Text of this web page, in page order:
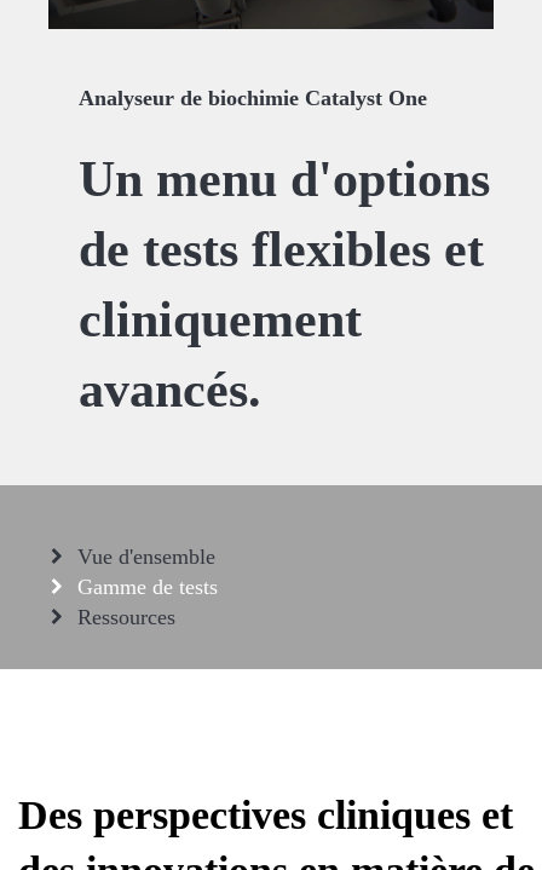
Analyseur de biochimie Catalyst One
Un menu d'options
de tests flexibles et
cliniquement
avancés.
Vue d'ensemble
Gamme de tests
Ressources
Des perspectives cliniques et